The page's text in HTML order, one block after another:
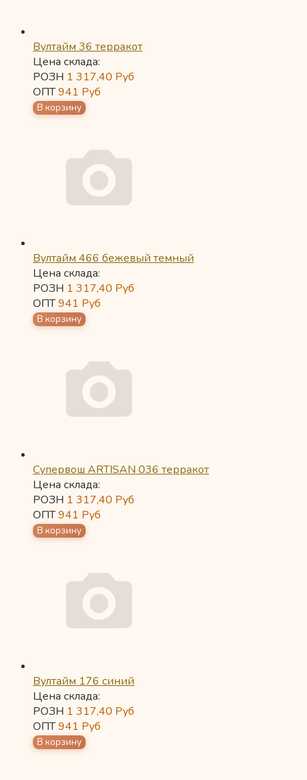
Вултайм 36 терракот
Цена склада:
РОЗН 1 317,40 Руб
ОПТ941 Руб
Вултайм 466 бежевый темный
Цена склада:
РОЗН 1 317,40 Руб
ОПТ941 Руб
Супервош ARTISAN 036 терракот
Цена склада:
РОЗН 1 317,40 Руб
ОПТ941 Руб
Вултайм 176 синий
Цена склада:
РОЗН 1 317,40 Руб
ОПТ941 Руб